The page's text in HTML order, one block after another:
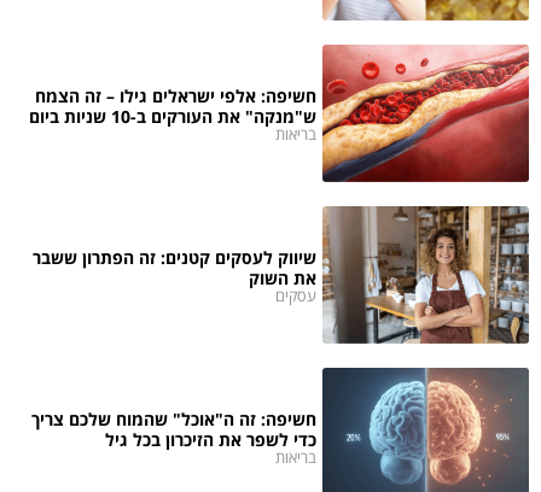
חשיפה: אלפי ישראלים גילו – זה הצמח
ש"מנקה" את העורקים ב-10 שניות ביום
בריאות
שיווק לעסקים קטנים: זה הפתרון ששבר
את השוק
עסקים
חשיפה: זה ה"אוכל" שהמוח שלכם צריך
כדי לשפר את הזיכרון בכל גיל
בריאות